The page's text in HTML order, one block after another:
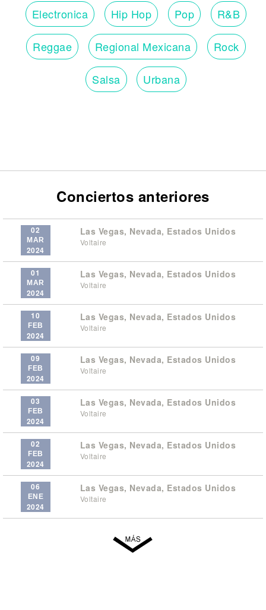
Electronica Hip Hop Pop R&B
Reggae Regional Mexicana Rock
Salsa Urbana
Conciertos anteriores
02
MAR
2024
Las Vegas, Nevada, Estados Unidos
Voltaire
01
MAR
2024
Las Vegas, Nevada, Estados Unidos
Voltaire
10
FEB
2024
Las Vegas, Nevada, Estados Unidos
Voltaire
09
FEB
2024
Las Vegas, Nevada, Estados Unidos
Voltaire
03
FEB
2024
Las Vegas, Nevada, Estados Unidos
Voltaire
02
FEB
2024
Las Vegas, Nevada, Estados Unidos
Voltaire
06
ENE
2024
Las Vegas, Nevada, Estados Unidos
Voltaire